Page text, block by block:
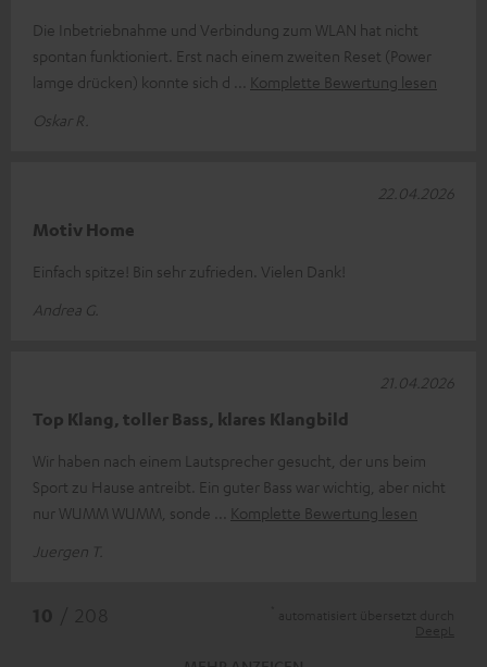
Die Inbetriebnahme und Verbindung zum WLAN hat nicht
spontan funktioniert. Erst nach einem zweiten Reset (Power
lamge drücken) konnte sich d
Komplette Bewertung lesen
Oskar R.
Motiv Home
Einfach spitze! Bin sehr zufrieden. Vielen Dank!
Andrea G.
22.04.2026
Top Klang, toller Bass, klares Klangbild
Wir haben nach einem Lautsprecher gesucht, der uns beim
Sport zu Hause antreibt. Ein guter Bass war wichtig, aber nicht
nur WUMM WUMM, sonde
Komplette Bewertung lesen
Juergen T.
21.04.2026